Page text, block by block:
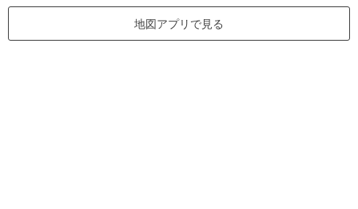
地図アプリで見る